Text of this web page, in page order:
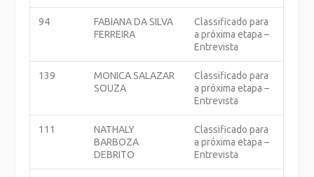
94
FABIANA DA SILVA
FERREIRA
Classificado para
a próxima etapa –
Entrevista
139
MONICA SALAZAR
SOUZA
Classificado para
a próxima etapa –
Entrevista
111
NATHALY
BARBOZA
DEBRITO
Classificado para
a próxima etapa –
Entrevista